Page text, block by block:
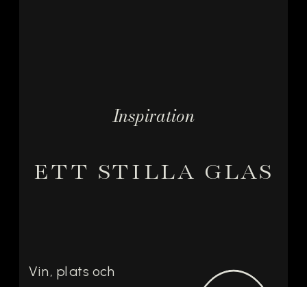
Inspiration
Vin, plats och
ETT STILLA GLAS